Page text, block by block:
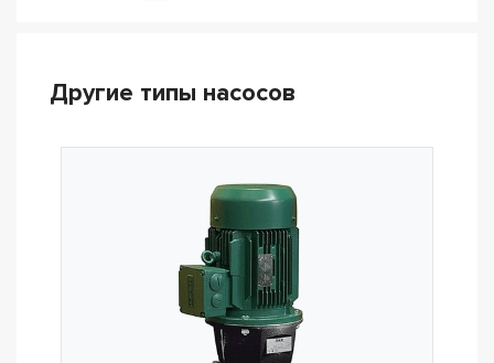
Другие типы насосов